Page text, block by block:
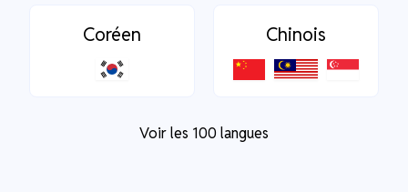
Coréen Chinois
Voir les 100 langues